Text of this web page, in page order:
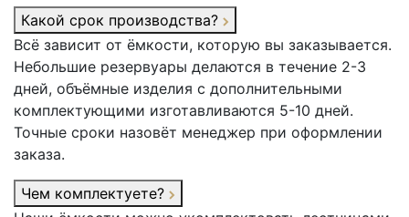
Какой срок производства?
Всё зависит от ёмкости, которую вы заказывается.
Небольшие резервуары делаются в течение 2-3
дней, объёмные изделия с дополнительными
комплектующими изготавливаются 5-10 дней.
Точные сроки назовёт менеджер при оформлении
заказа.
Чем комплектуете?